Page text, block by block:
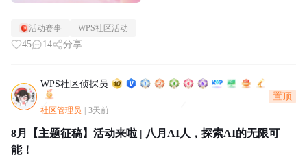
活动赛事 WPS社区活动
45 14 分享
WPS社区侦探员
社区管理员 3天前
置顶
8月【主题征稿】活动来啦 | 八月AI人，探索AI的无限可
能！